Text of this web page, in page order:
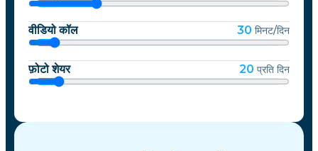
वीडियो कॉल 30 मिनट/दिन
फ़ोटो शेयर 20 प्रति दिन